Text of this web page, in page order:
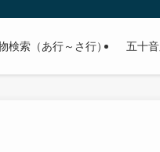
治家やスポーツ選手などの有名
検索（あ行～さ行） 五十